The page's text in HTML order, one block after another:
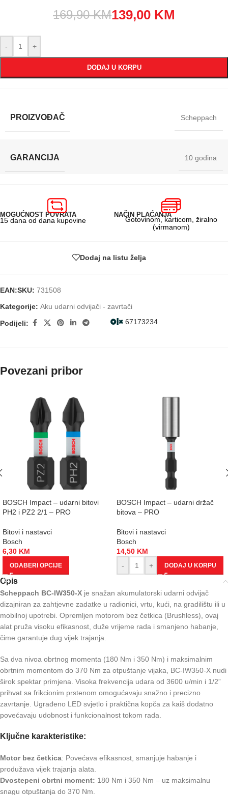
169,90KM139,00 KM
- +
DODAJ U KORPU
PROIZVOĐAČ Scheppach
GARANCIJA 10 godina
MOGUĆNOST POVRATA
15 dana od dana kupovine
NAČIN PLAĆANJA
Gotovinom, karticom, žiralno
(virmanom)
Dodaj na listu želja
EAN:SKU: 731508
Kategorije: Aku udarni odvijači - zavrtači
67173234
Podijeli:
Povezani pribor
BOSCH Impact – udarni bitovi
PH2 i PZ2 2/1 – PRO
Bitovi i nastavci
Bosch
6,30 KM
ODABERI OPCIJE
BOSCH Impact – udarni držač
bitova – PRO
Bitovi i nastavci
Bosch
14,50 KM
-
+ DODAJ U KORPU
Opis
Scheppach BC-IW350-X je snažan akumulatorski udarni odvijač
dizajniran za zahtjevne zadatke u radionici, vrtu, kući, na gradilištu ili u
mobilnoj upotrebi. Opremljen motorom bez četkica (Brushless), ovaj
alat pruža visoku efikasnost, duže vrijeme rada i smanjeno habanje,
čime garantuje dug vijek trajanja.
Sa dva nivoa obrtnog momenta (180 Nm i 350 Nm) i maksimalnim
obrtnim momentom do 370 Nm za otpuštanje vijaka, BC-IW350-X nudi
širok spektar primjena. Visoka frekvencija udara od 3600 u/min i 1/2”
prihvat sa frikcionim prstenom omogućavaju snažno i precizno
zavrtanje. Ugrađeno LED svjetlo i praktična kopča za kaiš dodatno
povećavaju udobnost i funkcionalnost tokom rada.
Ključne karakteristike:
Motor bez četkica: Povećava efikasnost, smanjuje habanje i
produžava vijek trajanja alata.
Dvostepeni obrtni moment: 180 Nm i 350 Nm – uz maksimalnu
snagu otpuštanja do 370 Nm.